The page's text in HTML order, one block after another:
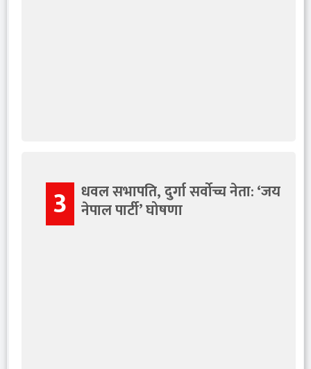
3 धवल सभापति, दुर्गा सर्वोच्च नेता: ‘जय
नेपाल पार्टी’ घोषणा